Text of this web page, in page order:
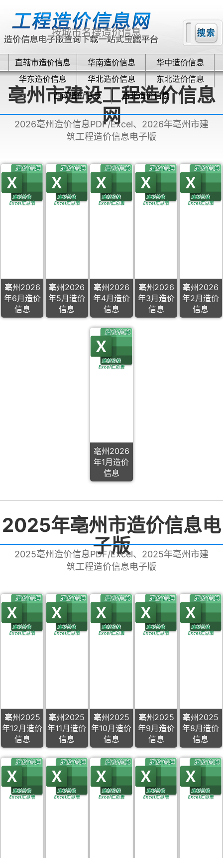
直辖市造价信息 华南造价信息
华中造价信息
华东造价信息
华北造价信息
东北造价信息
西南造价信息
西北造价信息
亳州市建设工程造价信息
网
2026亳州造价信息PDF/Excel、2026年亳州市建
筑工程造价信息电子版
亳州2026
年6月造价
信息
亳州2026
年5月造价
信息
亳州2026
年4月造价
信息
亳州2026
年3月造价
信息
亳州2026
年2月造价
信息
亳州2026
年1月造价
信息
2025年亳州市造价信息电
子版
2025亳州造价信息PDF/Excel、2025年亳州市建
筑工程造价信息电子版
亳州2025
年12月造价
信息
亳州2025
年11月造价
信息
亳州2025
年10月造价
信息
亳州2025
年9月造价
信息
亳州2025
年8月造价
信息